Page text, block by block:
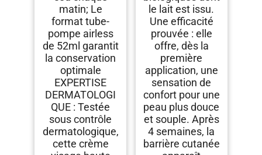
matin; Le
format tube-
pompe airless
de 52ml garantit
la conservation
optimale
EXPERTISE
DERMATOLOGI
QUE : Testée
sous contrôle
dermatologique,
cette crème
le lait est issu.
Une efficacité
prouvée : elle
offre, dès la
première
application, une
sensation de
confort pour une
peau plus douce
et souple. Après
4 semaines, la
barrière cutanée